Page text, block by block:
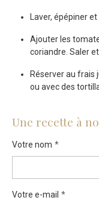
Laver, épépiner
Ajouter les
coriandre. Saler
Réserver au frais
ou avec des
Une recette à
Votre nom
Votre e-mail